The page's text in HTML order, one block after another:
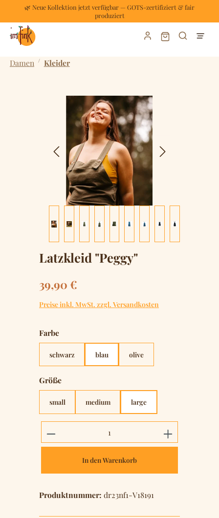
Zum Hauptinhalt springen
🌿 Neue Kollektion jetzt verfügbar — GOTS-zertifiziert & fair
produziert
Warenkorb
Damen / Kleider
Bildergalerie überspringen
Latzkleid "Peggy"
Regulärer Preis:
39,90 €
Preise inkl. MwSt. zzgl. Versandkosten
Farbeauswählen
schwarz blau olive
Größeauswählen
small medium large
Produkt Anzahl: Gib den
In den Warenkorb
Produktnummer: dr23nf1-V18191